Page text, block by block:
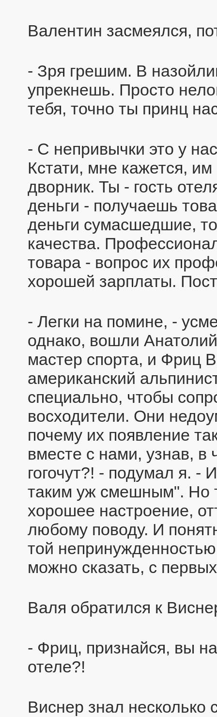
Валентин засмеялся,
- Зря грешим. В
упрекнешь. Просто
тебя, точно ты принц
- С непривычки это у
Кстати, мне кажется,
дворник. Ты - гость
деньги - получаешь
деньги сумасшедшие,
качества.
товара - вопрос их
хорошей зарплаты.
- Легки на помине, -
однако, вошли
мастер спорта, и Фриц
американский
специально, чтобы
восходители. Они
почему их появление
вместе с нами, узнав, в
гогочут?! - подумал я. -
таким уж смешным". Но
хорошее настроение,
любому поводу. И
той
можно сказать, с
Валя обратился к
- Фриц, признайся, вы
отеле?!
Виснер знал несколько